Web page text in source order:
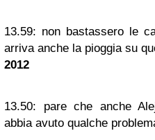
13.59: non bastassero le
arriva anche la pioggia su
2012
13.50: pare che anche
abbia avuto qualche